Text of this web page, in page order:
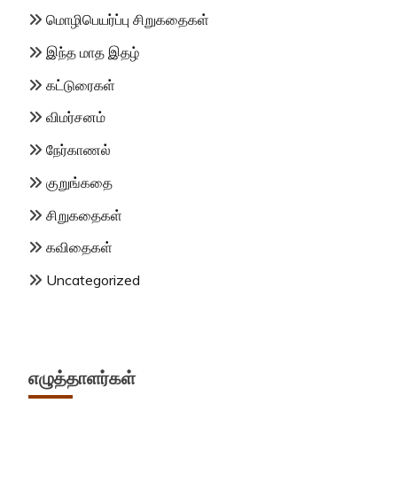
மொழிபெயர்ப்பு சிறுகதைகள்
இந்த மாத இதழ்
கட்டுரைகள்
விமர்சனம்
நேர்காணல்
குறுங்கதை
சிறுகதைகள்
கவிதைகள்
Uncategorized
எழுத்தாளர்கள்